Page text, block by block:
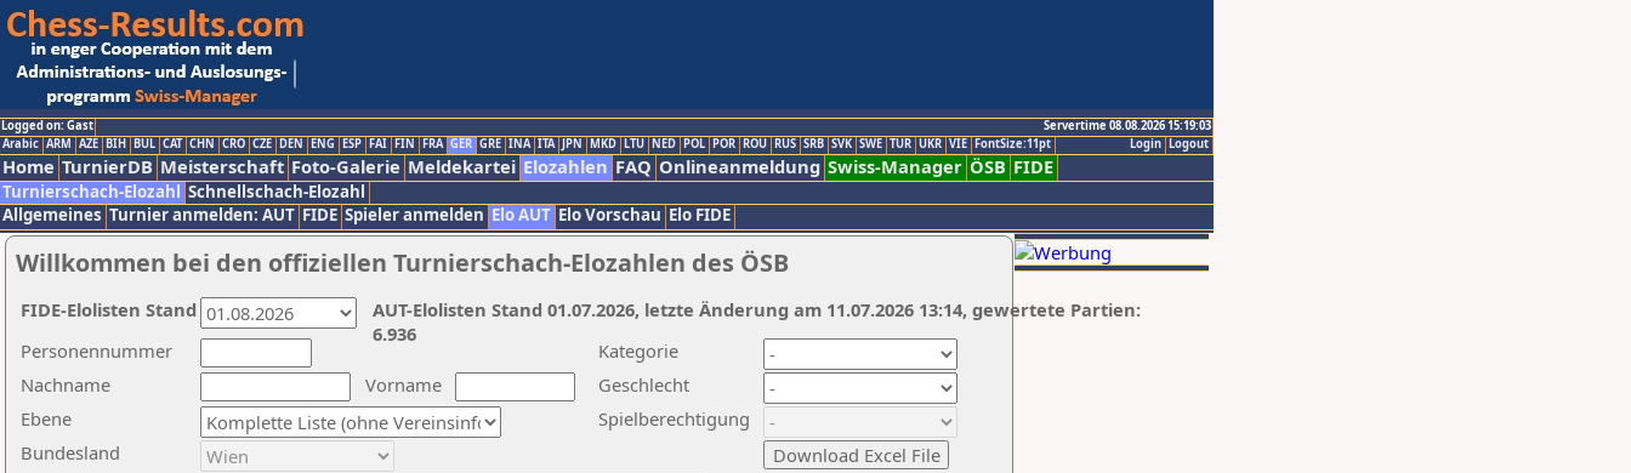
Logged on: Gast
Servertime 08.08.2026 15:19:03
Logout
Login
Arabic ARM AZE BIH BUL CAT CHN CRO CZE DEN ENG ESP FAI FIN FRA GER GRE INA ITA JPN MKD LTU NED POL POR ROU RUS SRB SVK SWE TUR UKR VIE FontSize:11pt
Home TurnierDB Meisterschaft Foto-Galerie Meldekartei Elozahlen FAQ Onlineanmeldung Swiss-Manager ÖSB FIDE
Turnierschach-Elozahl Schnellschach-Elozahl
Allgemeines Turnier anmelden: AUT FIDE Spieler anmelden Elo AUT Elo Vorschau Elo FIDE
Willkommen bei den offiziellen Turnierschach-Elozahlen des ÖSB
Nachname
Vorname
Ebene
Kategorie
Personennummer
Bundesland
Geschlecht
Spielberechtigung
AUT-Elolisten Stand 01.07.2026, letzte Änderung am 11.07.2026 13:14, gewertete Partien:
6.936
FIDE-Elolisten Stand